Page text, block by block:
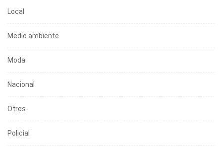
Local
Medio ambiente
Moda
Nacional
Otros
Policial